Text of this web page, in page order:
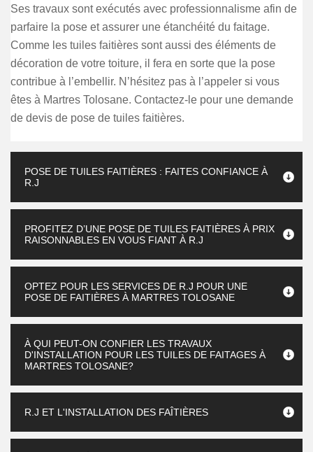
Ses travaux sont exécutés avec professionnalisme afin de
parfaire la pose et assurer une étanchéité du faitage.
Comme les tuiles faitières sont aussi des éléments de
décoration de votre toiture, il fera en sorte que la pose
contribue à l’embellir. N’hésitez pas à l’appeler si vous
êtes à Martres Tolosane. Contactez-le pour une demande
de devis de pose de tuiles faitières.
POSE DE TUILES FAITIÈRES : FAITES CONFIANCE À
R.J
PROFITEZ D’UNE POSE DE TUILES FAITIÈRES À PRIX
RAISONNABLES EN VOUS FIANT À R.J
OPTEZ POUR LES SERVICES DE R.J POUR UNE
POSE DE FAITIÈRES À MARTRES TOLOSANE
À QUI PEUT-ON CONFIER LES TRAVAUX
D'INSTALLATION POUR LES TUILES DE FAITAGES À
MARTRES TOLOSANE?
R.J ET L'INSTALLATION DES FAÎTIÈRES